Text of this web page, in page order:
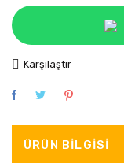
Karşılaştır
ÜRÜN BILGISI